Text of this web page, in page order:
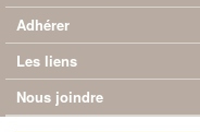
Adhérer
Les liens
Nous joindre